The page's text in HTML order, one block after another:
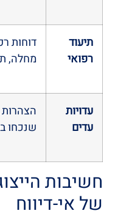
תיעוד
רפואי
דוחות
מחלה,
עדויות
עדים
שנכחו
חשיבות
של אי-דיווח